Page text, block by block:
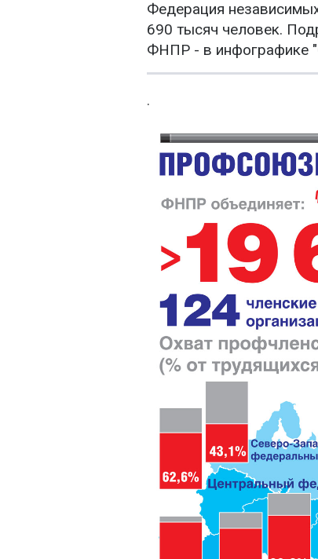
Федерация
690 тысяч человек.
ФНПР - в инфографике
.